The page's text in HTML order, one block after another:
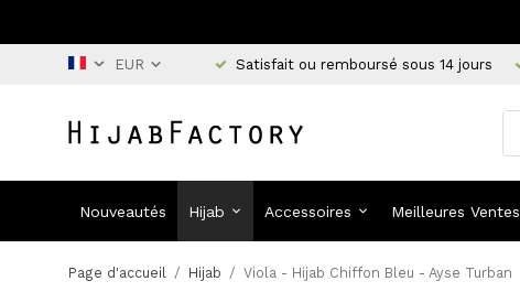
Satisfait ou remboursé sous 14 jours
Nouveautés Hijab Accessoires Meilleures Ventes
Page d'accueil / Hijab / Viola - Hijab Chiffon Bleu - Ayse Turban